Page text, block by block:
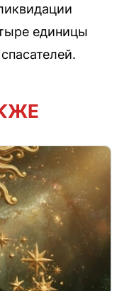
единицы